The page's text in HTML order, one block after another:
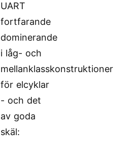
UART
fortfarande
dominerande
i låg- och
mellanklasskonstruktioner
för elcyklar
- och det
av goda
skäl: